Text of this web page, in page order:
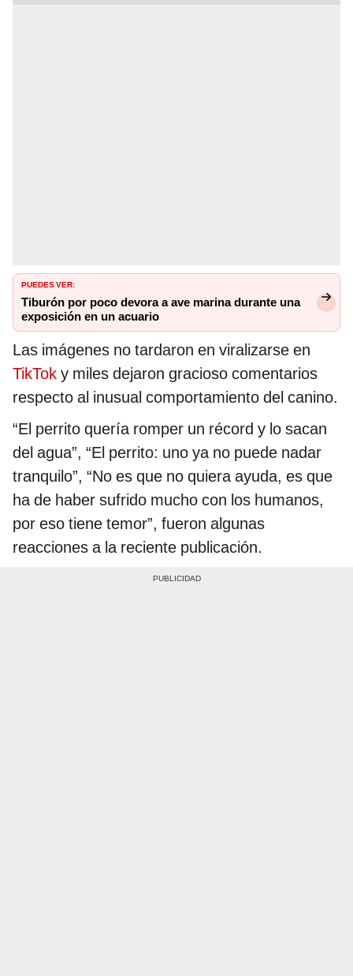
PUEDES VER:
Tiburón por poco devora a ave marina durante una
exposición en un acuario
Las imágenes no tardaron en viralizarse en
TikTok y miles dejaron gracioso comentarios
respecto al inusual comportamiento del canino.
“El perrito quería romper un récord y lo sacan
del agua”, “El perrito: uno ya no puede nadar
tranquilo”, “No es que no quiera ayuda, es que
ha de haber sufrido mucho con los humanos,
por eso tiene temor”, fueron algunas
reacciones a la reciente publicación.